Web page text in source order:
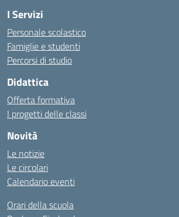
I Servizi
Personale scolastico
Famiglie e studenti
Percorsi di studio
Didattica
Offerta formativa
I progetti delle classi
Novità
Le notizie
Le circolari
Calendario eventi
Orari della scuola